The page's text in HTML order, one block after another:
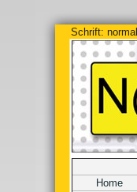
Home
Schrift: normal